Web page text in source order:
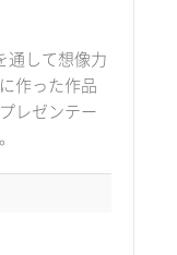
通して想像力
作った作品
レゼンテー